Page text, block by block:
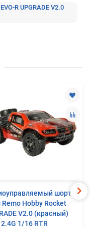
R UPGRADE V2.0
шорт-
Remo Hobby Rocket
V2.0 (красный)
2.4G 1/16 RTR